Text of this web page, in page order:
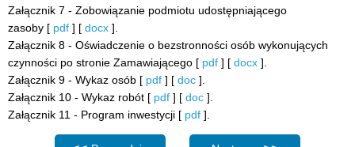
Załącznik 7 - Zobowiązanie podmiotu udostępniającego
zasoby [ pdf ] [ docx ].
Załącznik 8 - Oświadczenie o bezstronności osób wykonujących
czynności po stronie Zamawiającego [ pdf ] [ docx ].
Załącznik 9 - Wykaz osób [ pdf ] [ doc ].
Załącznik 10 - Wykaz robót [ pdf ] [ doc ].
Załącznik 11 - Program inwestycji [ pdf ].